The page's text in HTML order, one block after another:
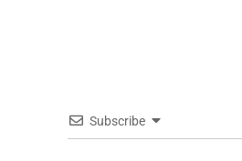
Subscribe